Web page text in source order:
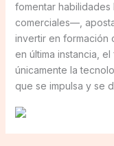
fomentar
comerciales—,
invertir en formación
en última instancia,
únicamente la
que se impulsa y se